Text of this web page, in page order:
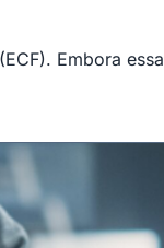
Embora